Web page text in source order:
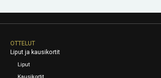
OTTELUT
Liput ja kausikortit
Liput